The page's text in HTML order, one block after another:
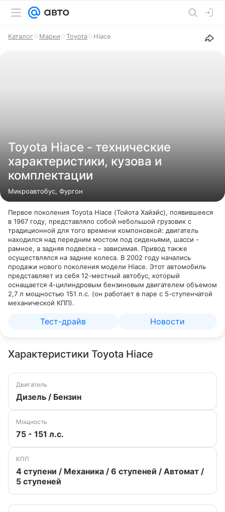
Каталог Марки Toyota Hiace
Toyota Hiace - технические
характеристики, кузова и
комплектации
Микроавтобус, Фургон
Первое поколения Toyota Hiace (Тойота Хайэйс), появившееся
в 1967 году, представляло собой небольшой грузовик с
традиционной для того времени компоновкой: двигатель
находился над передним мостом под сиденьями, шасси -
рамное, а задняя подвеска – зависимая. Привод также
осуществлялся на задние колеса. В 2002 году начались
продажи нового поколения модели Hiace. Этот автомобиль
представляет из себя 12-местный автобус, который
оснащается 4-цилиндровым бензиновым двигателем объемом
2,7 л мощностью 151 л.с. (он работает в паре с 5-ступенчатой
механической КПП).
Тест-драйв Новости
Характеристики Toyota Hiace
Двигатель
Дизель / Бензин
Мощность
75 - 151 л.с.
КПП
4 ступени / Механика / 6 ступеней / Автомат /
5 ступеней